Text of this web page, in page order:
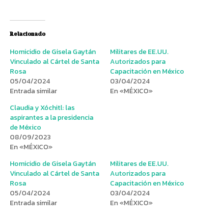
Relacionado
Homicidio de Gisela Gaytán
Vinculado al Cártel de Santa
Rosa
05/04/2024
Entrada similar
Militares de EE.UU.
Autorizados para
Capacitación en México
03/04/2024
En «MÉXICO»
Claudia y Xóchitl: las
aspirantes a la presidencia
de México
08/09/2023
En «MÉXICO»
Homicidio de Gisela Gaytán
Vinculado al Cártel de Santa
Rosa
05/04/2024
Entrada similar
Militares de EE.UU.
Autorizados para
Capacitación en México
03/04/2024
En «MÉXICO»